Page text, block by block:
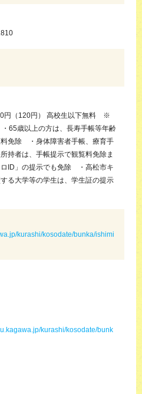
円（120円） 高校生以下無料 ※
65歳以上の方は、長寿手帳等年齢
免除 ・身体障害者手帳、療育手
持者は、手帳提示で観覧料免除ま
ID」の提示でも免除 ・高松市キ
る大学等の学生は、学生証の提示
kurashi/kosodate/bunka/ishimi
kurashi/kosodate/bunk